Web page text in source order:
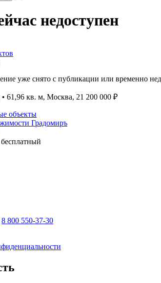
недоступен
уже снято с публикации или временно
• 61,96 кв. м, Москва, 21 200 000 ₽
объекты
8 800 550-37-30